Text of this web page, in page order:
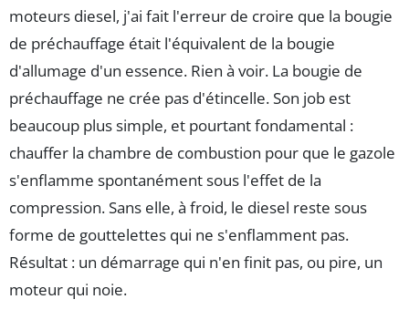
moteurs diesel, j'ai fait l'erreur de croire que la bougie
de préchauffage était l'équivalent de la bougie
d'allumage d'un essence. Rien à voir. La bougie de
préchauffage ne crée pas d'étincelle. Son job est
beaucoup plus simple, et pourtant fondamental :
chauffer la chambre de combustion pour que le gazole
s'enflamme spontanément sous l'effet de la
compression. Sans elle, à froid, le diesel reste sous
forme de gouttelettes qui ne s'enflamment pas.
Résultat : un démarrage qui n'en finit pas, ou pire, un
moteur qui noie.